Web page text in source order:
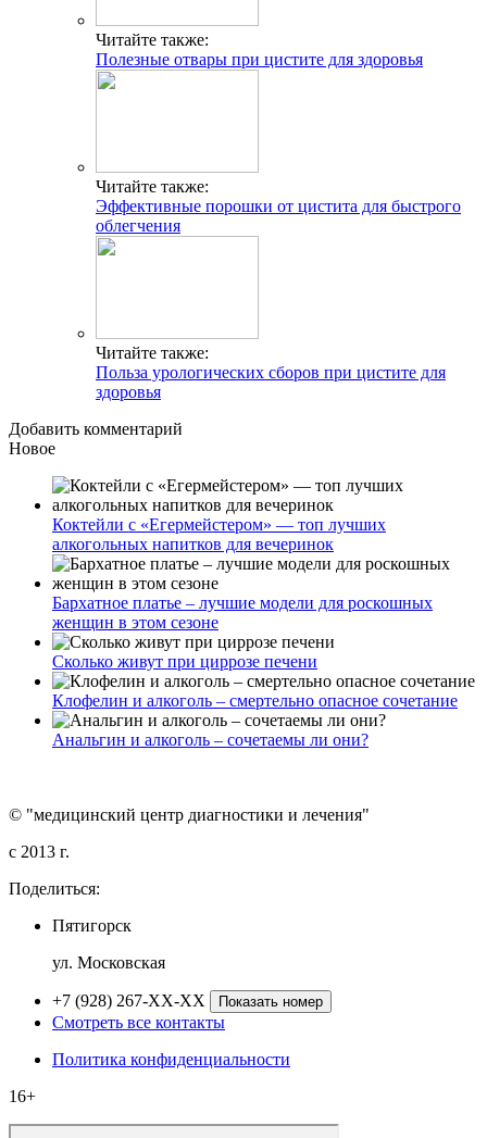
Читайте также:
Полезные отвары при цистите для здоровья
Читайте также:
Эффективные порошки от цистита для быстрого
облегчения
Читайте также:
Польза урологических сборов при цистите для
здоровья
Добавить комментарий
Новое
Коктейли с «Егермейстером» — топ лучших
алкогольных напитков для вечеринок
Бархатное платье – лучшие модели для роскошных
женщин в этом сезоне
Сколько живут при циррозе печени
Клофелин и алкоголь – смертельно опасное сочетание
Анальгин и алкоголь – сочетаемы ли они?
© "медицинский центр диагностики и лечения"
c 2013 г.
Поделиться:
Пятигорск
ул. Московская
+7 (928) 267-XX-XX Показать номер
Смотреть все контакты
Политика конфиденциальности
16+